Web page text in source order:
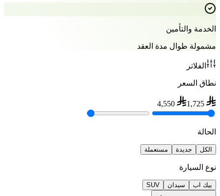
الخدمة والتأمين
مشمولة طوال مدة العقد
الفلاتر
نطاق السعر
1,725
4,550
الحالة
الكل جديدة مستعملة
نوع السيارة
بيك اب سيدان SUV